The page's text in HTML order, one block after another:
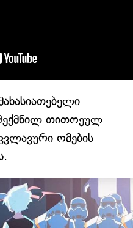
თითოეულ
ომების